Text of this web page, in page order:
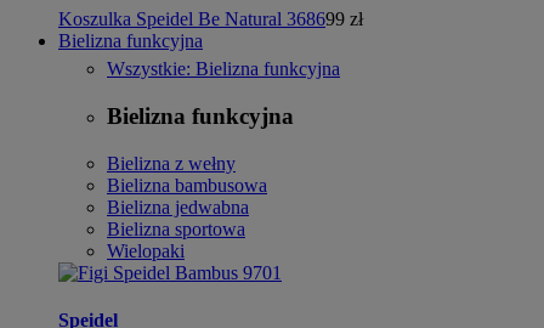
Koszulka Speidel Be Natural 368699 zł
Bielizna funkcyjna
Wszystkie: Bielizna funkcyjna
Bielizna funkcyjna
Bielizna z wełny
Bielizna bambusowa
Bielizna jedwabna
Bielizna sportowa
Wielopaki
Speidel